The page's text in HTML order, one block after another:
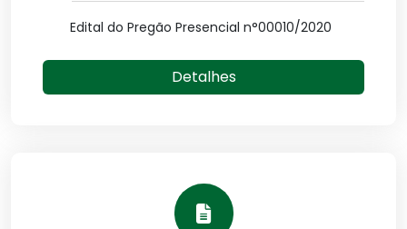
Edital do Pregão Presencial n°00010/2020
Detalhes